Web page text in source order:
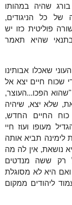
שהיה במהותו
כל הניגודים,
פוליטית כזו יש
בתנאי שהיא תאמר
שאכלו אבותינו
שכוח חיים יצא אל
הפכו...העוצר,
שלא יצא, שיהיה
כוח החיים החדש,
מעופו ועוז חיי
לימינה תביא אותה
נושאת, אין לה מה
רק ששה מנדטים
היא לא מסוגלת
ליהודים ממקום